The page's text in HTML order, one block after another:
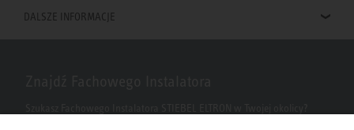
DALSZE INFORMACJE